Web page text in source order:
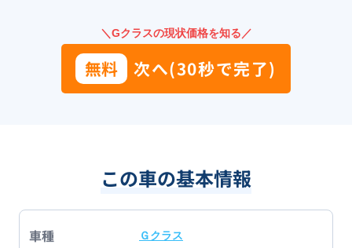
＼Gクラスの現状価格を知る／
無料 次へ(30秒で完了)
この車の基本情報
車種 Ｇクラス